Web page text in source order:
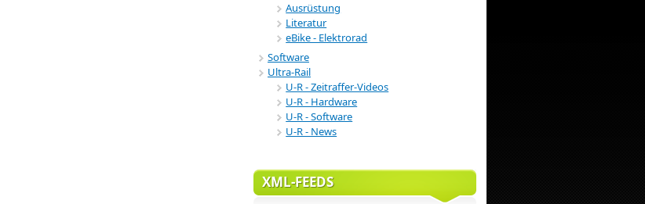
Ausrüstung
Literatur
eBike - Elektrorad
Software
Ultra-Rail
U-R - Zeitraffer-Videos
U-R - Hardware
U-R - Software
U-R - News
XML-FEEDS